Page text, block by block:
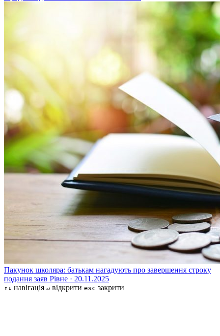
Пакунок школяра: батькам нагадують про завершення строку
подання заяв Рівне · 20.11.2025
↑↓ навігація ↵ відкрити esc закрити